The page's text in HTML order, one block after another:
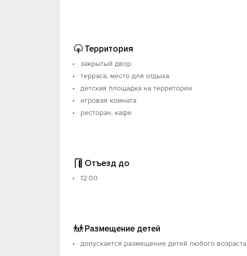
Территория
закрытый двор
терраса, место для отдыха
детская площадка на территории
игровая комната
ресторан, кафе
Отъезд до
12:00
Размещение детей
допускается размещение детей любого возраста